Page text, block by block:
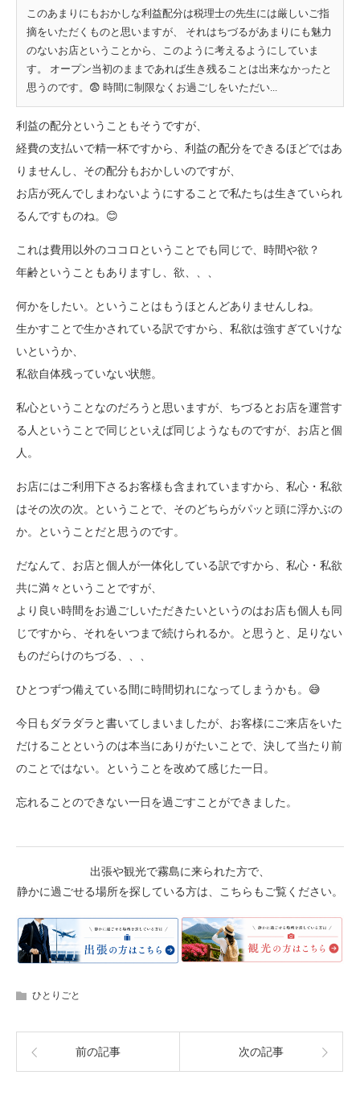
このあまりにもおかしな利益配分は税理士の先生には厳しいご指
摘をいただくものと思いますが、 それはちづるがあまりにも魅力
のないお店ということから、このように考えるようにしていま
す。 オープン当初のままであれば生き残ることは出来なかったと
思うのです。😨 時間に制限なくお過ごしをいただい...
利益の配分ということもそうですが、
経費の支払いで精一杯ですから、利益の配分をできるほどではあ
りませんし、その配分もおかしいのですが、
お店が死んでしまわないようにすることで私たちは生きていられ
るんですものね。😊
これは費用以外のココロということでも同じで、時間や欲？
年齢ということもありますし、欲、、、
何かをしたい。ということはもうほとんどありませんしね。
生かすことで生かされている訳ですから、私欲は強すぎていけな
いというか、
私欲自体残っていない状態。
私心ということなのだろうと思いますが、ちづるとお店を運営す
る人ということで同じといえば同じようなものですが、お店と個
人。
お店にはご利用下さるお客様も含まれていますから、私心・私欲
はその次の次。ということで、そのどちらがパッと頭に浮かぶの
か。ということだと思うのです。
だなんて、お店と個人が一体化している訳ですから、私心・私欲
共に満々ということですが、
より良い時間をお過ごしいただきたいというのはお店も個人も同
じですから、それをいつまで続けられるか。と思うと、足りない
ものだらけのちづる、、、
ひとつずつ備えている間に時間切れになってしまうかも。😅
今日もダラダラと書いてしまいましたが、お客様にご来店をいた
だけることというのは本当にありがたいことで、決して当たり前
のことではない。ということを改めて感じた一日。
忘れることのできない一日を過ごすことができました。
出張や観光で霧島に来られた方で、
静かに過ごせる場所を探している方は、こちらもご覧ください。
ひとりごと
前の記事 次の記事